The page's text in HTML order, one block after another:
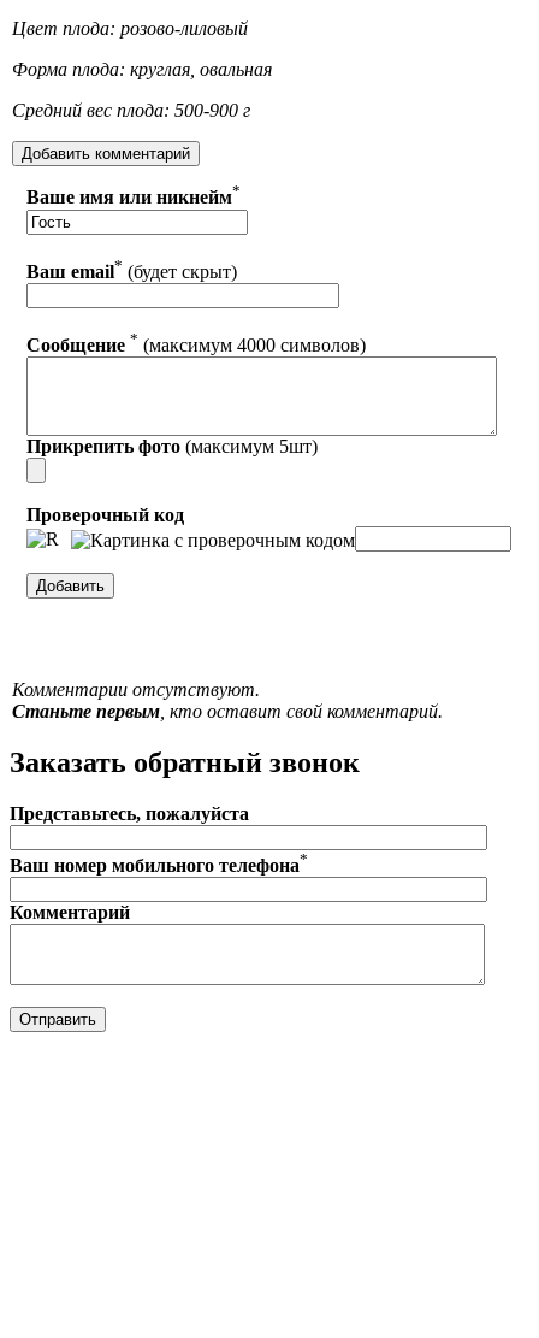
Цвет плода: розово-лиловый
Форма плода: круглая, овальная
Средний вес плода: 500-900 г
Ваше имя или никнейм*
Ваш email* (будет скрыт)
Сообщение * (максимум 4000 символов)
Прикрепить фото (максимум 5шт)
Проверочный код
Комментарии отсутствуют.
Станьте первым, кто оставит свой комментарий.
Заказать обратный звонок
Представьтесь, пожалуйста
Ваш номер мобильного телефона*
Комментарий